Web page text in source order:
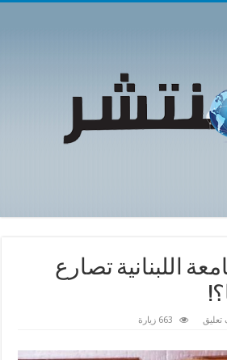
اللبنانية تصارع
663 زيارة